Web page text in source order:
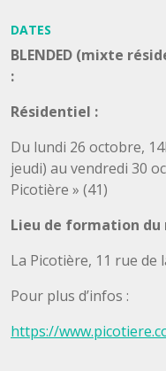
DATES
BLENDED (mixte
:
Résidentiel :
Du lundi 26 octobre,
jeudi) au vendredi 30
Picotière » (41)
Lieu de formation du
La Picotière, 11 rue de
Pour plus d’infos :
https://